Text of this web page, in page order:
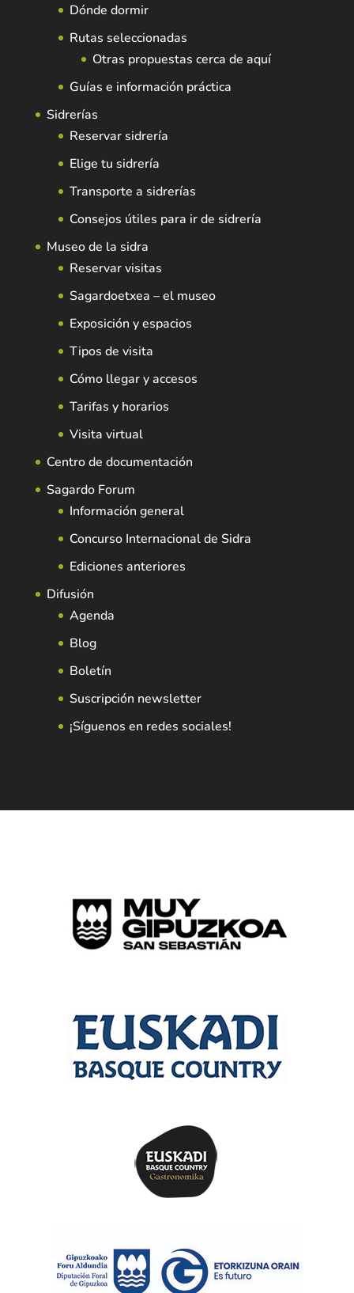
Dónde dormir
Rutas seleccionadas
Otras propuestas cerca de aquí
Guías e información práctica
Sidrerías
Reservar sidrería
Elige tu sidrería
Transporte a sidrerías
Consejos útiles para ir de sidrería
Museo de la sidra
Reservar visitas
Sagardoetxea – el museo
Exposición y espacios
Tipos de visita
Cómo llegar y accesos
Tarifas y horarios
Visita virtual
Centro de documentación
Sagardo Forum
Información general
Concurso Internacional de Sidra
Ediciones anteriores
Difusión
Agenda
Blog
Boletín
Suscripción newsletter
¡Síguenos en redes sociales!